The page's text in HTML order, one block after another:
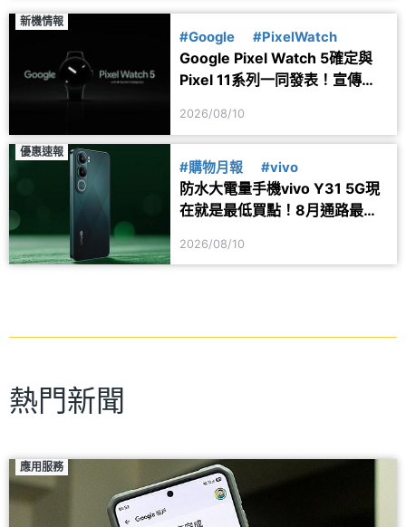
新機情報
#Google #PixelWatch
Google Pixel Watch 5確定與
Pixel 11系列一同發表！宣傳圖
2026/08/10
優惠速報
#購物月報 #vivo
防水大電量手機vivo Y31 5G現
在就是最低買點！8月通路最新
2026/08/10
熱門新聞
應用服務